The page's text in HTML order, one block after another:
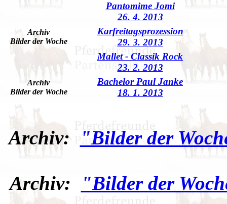
Pantomime Jomi
26. 4. 2013
Archiv
Bilder der Woche
Karfreitagsprozession
29. 3. 2013
Mallet - Classik Rock
23. 2. 2013
Archiv
Bilder der Woche
Bachelor Paul Janke
18. 1. 2013
Archiv: "Bilder der
Archiv: "Bilder der